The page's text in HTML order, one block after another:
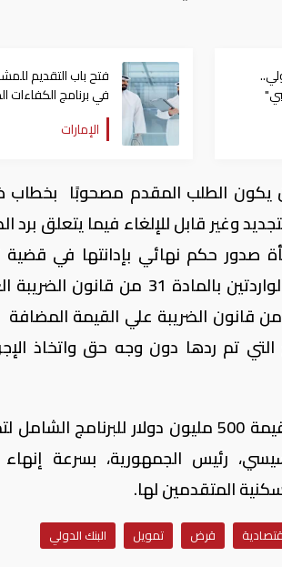
فتح باب التقديم
في برنامج الكفاءات
بالتعاون مع مجموعة
الدولي
الإمارات
يكون الطلب المقدم مصحوبًا بخطاب
وغير قابل للإلغاء فيما يتعلق برد
صدور حكم نهائي بإدانتها في
ضريبي، علي أن يقتصر الرد علي الحالتين الأولي والثانية فقط الواردتين بالمادة 31
علي المبيعات والحالات الثلاث الأولي فقط الواردة بالمادة 30 من قانون الضريبة علي
تم ردها دون وجه حق واتخاذ
كما تمت الموافقة على التمويل الإضافي من البنك الدولي بقيمة 500 مليون دولار
رئيس الجمهورية، بسرعة
المتقدمين لها.
قرض تمويل
البنك الدولي